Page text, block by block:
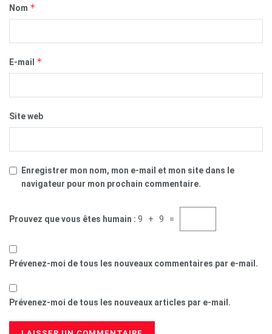
Nom *
E-mail *
Site web
Enregistrer mon nom, mon e-mail et mon site dans le
navigateur pour mon prochain commentaire.
Prouvez que vous êtes humain : 9 + 9 =
Prévenez-moi de tous les nouveaux commentaires par e-mail.
Prévenez-moi de tous les nouveaux articles par e-mail.